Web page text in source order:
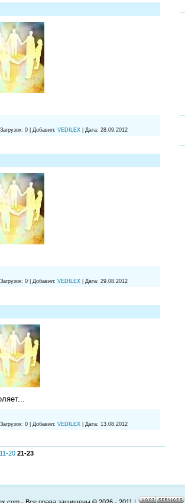
Загрузок: 0 Добавил: VEDILEX Дата: 28.09.2012
Загрузок: 0 Добавил: VEDILEX Дата: 29.08.2012
Загрузок: 0 Добавил: VEDILEX Дата: 13.08.2012
11-20 21-23